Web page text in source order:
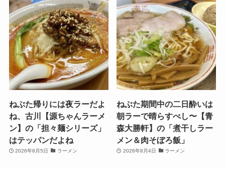
ねぶた帰りには夜ラーだよ
ね、古川【源ちゃんラーメ
ン】の「担々麺シリーズ」
はテッパンだよね
2026年8月5日 ラーメン
ねぶた期間中の二日酔いは
朝ラーで晴らすべし〜【青
森大勝軒】の「煮干しラー
メン＆肉そぼろ飯」
2026年8月4日 ラーメン